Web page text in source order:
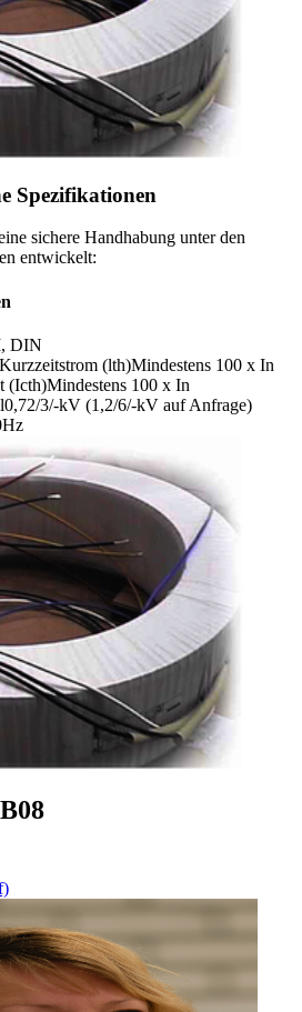
Spezifikationen
sichere Handhabung unter den
entwickelt:
DIN
(lth)Mindestens 100 x In
(Icth)Mindestens 100 x In
0,72/3/-kV (1,2/6/-kV auf Anfrage)